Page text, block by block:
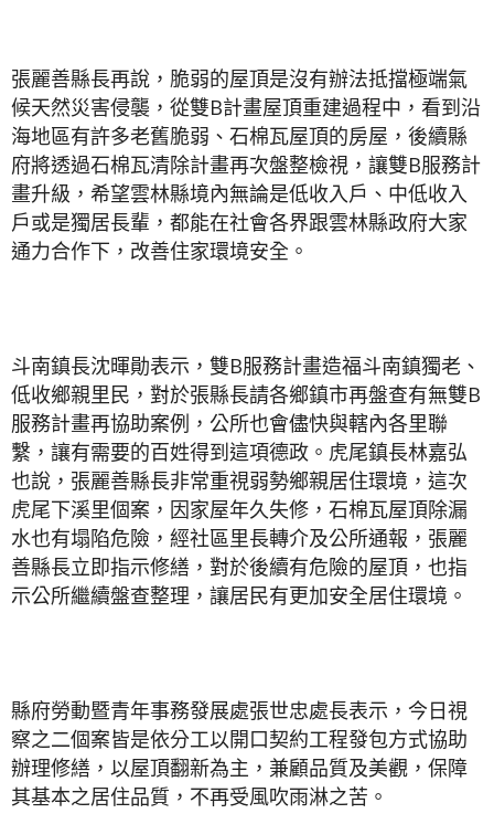
張麗善縣長再說，脆弱的屋頂是沒有辦法抵擋極端氣
候天然災害侵襲，從雙B計畫屋頂重建過程中，看到沿
海地區有許多老舊脆弱、石棉瓦屋頂的房屋，後續縣
府將透過石棉瓦清除計畫再次盤整檢視，讓雙B服務計
畫升級，希望雲林縣境內無論是低收入戶、中低收入
戶或是獨居長輩，都能在社會各界跟雲林縣政府大家
通力合作下，改善住家環境安全。
斗南鎮長沈暉勛表示，雙B服務計畫造福斗南鎮獨老、
低收鄉親里民，對於張縣長請各鄉鎮市再盤查有無雙B
服務計畫再協助案例，公所也會儘快與轄內各里聯
繫，讓有需要的百姓得到這項德政。虎尾鎮長林嘉弘
也說，張麗善縣長非常重視弱勢鄉親居住環境，這次
虎尾下溪里個案，因家屋年久失修，石棉瓦屋頂除漏
水也有塌陷危險，經社區里長轉介及公所通報，張麗
善縣長立即指示修繕，對於後續有危險的屋頂，也指
示公所繼續盤查整理，讓居民有更加安全居住環境。
縣府勞動暨青年事務發展處張世忠處長表示，今日視
察之二個案皆是依分工以開口契約工程發包方式協助
辦理修繕，以屋頂翻新為主，兼顧品質及美觀，保障
其基本之居住品質，不再受風吹雨淋之苦。